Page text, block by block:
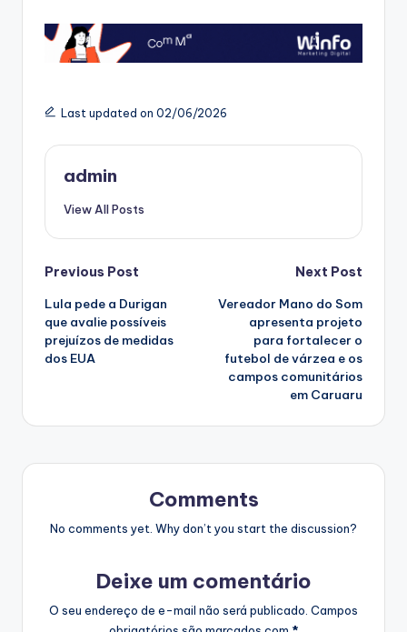
Last updated on 02/06/2026
admin
View All Posts
Post
navigation
Previous Post
Lula pede a Durigan
que avalie possíveis
prejuízos de medidas
dos EUA
Next Post
Vereador Mano do Som
apresenta projeto
para fortalecer o
futebol de várzea e os
campos comunitários
em Caruaru
Comments
No comments yet. Why don’t you start the discussion?
Deixe um comentário
O seu endereço de e-mail não será publicado. Campos